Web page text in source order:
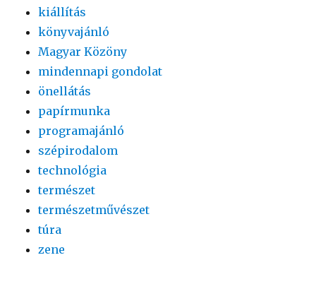
kiállítás
könyvajánló
Magyar Közöny
mindennapi gondolat
önellátás
papírmunka
programajánló
szépirodalom
technológia
természet
természetművészet
túra
zene